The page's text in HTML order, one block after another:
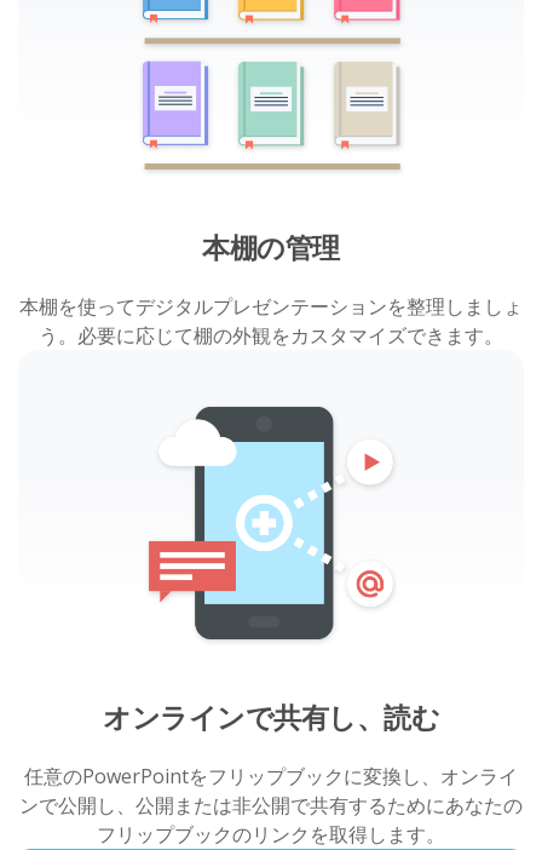
本棚の管理
本棚を使ってデジタルプレゼンテーションを整理しましょ
う。必要に応じて棚の外観をカスタマイズできます。
オンラインで共有し、読む
任意のPowerPointをフリップブックに変換し、オンライ
ンで公開し、公開または非公開で共有するためにあなたの
フリップブックのリンクを取得します。